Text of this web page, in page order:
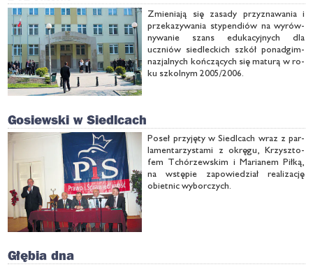
Zmie­nia­ją się za­sa­dy przy­zna­wa­nia i
prze­ka­zy­wa­nia sty­pen­diów na wy­rów­
ny­wa­nie szans edu­ka­cyj­nych dla
uczniów sie­dlec­kich szkół po­nad­gim­
na­zjal­nych koń­czą­cych się ma­tu­rą w ro­
ku szkol­nym 2005/2006.
Gosiewski w Siedlcach
Po­seł przy­ję­ty w Sie­dl­cach wraz z par­
la­men­ta­rzy­sta­mi z okrę­gu, Krzysz­to­
fem Tchó­rzew­skim i Ma­ria­nem Pił­ką,
na wstę­pie za­po­wie­dział re­ali­za­cję
obiet­nic wy­bor­czych.
Głębia dna